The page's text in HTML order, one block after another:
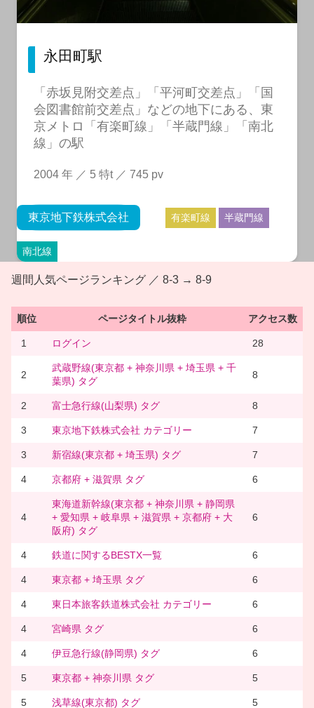
永田町駅
「赤坂見附交差点」「平河町交差点」「国
会図書館前交差点」などの地下にある、東
京メトロ「有楽町線」「半蔵門線」「南北
線」の駅
2004 年 ／ 5 特t ／ 745 pv
東京地下鉄株式会社 有楽町線 半蔵門線
南北線
週間人気ページランキング ／ 8-3 → 8-9
順位 ページタイトル抜粋 アクセス数
1 ログイン 28
2
武蔵野線(東京都 + 神奈川県 + 埼玉県 + 千
葉県) タグ
8
2 富士急行線(山梨県) タグ 8
3 東京地下鉄株式会社 カテゴリー 7
3 新宿線(東京都 + 埼玉県) タグ 7
4 京都府 + 滋賀県 タグ 6
4
東海道新幹線(東京都 + 神奈川県 + 静岡県
+ 愛知県 + 岐阜県 + 滋賀県 + 京都府 + 大
阪府) タグ
6
4 鉄道に関するBESTX一覧 6
4 東京都 + 埼玉県 タグ 6
4 東日本旅客鉄道株式会社 カテゴリー 6
4 宮崎県 タグ 6
4 伊豆急行線(静岡県) タグ 6
5 東京都 + 神奈川県 タグ 5
5 浅草線(東京都) タグ 5